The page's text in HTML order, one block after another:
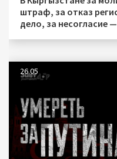
штраф, за отказ
дело, за несогласие
26.05